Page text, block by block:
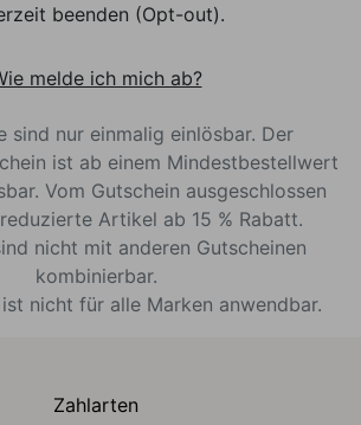
beenden (Opt-out).
melde ich mich ab?
sind nur einmalig einlösbar. Der
ist ab einem Mindestbestellwert
Vom Gutschein ausgeschlossen
Artikel ab 15 % Rabatt.
nicht mit anderen Gutscheinen
kombinierbar.
nicht für alle Marken anwendbar.
Zahlarten